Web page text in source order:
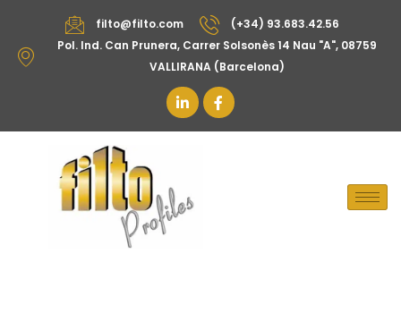
filto@filto.com
(+34) 93.683.42.56
Pol. Ind. Can Prunera, Carrer Solsonès 14 Nau "A", 08759
VALLIRANA (Barcelona)